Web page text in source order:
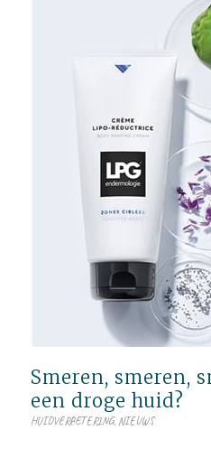
Smeren, smeren,
een droge huid?
HUIDVERBETERING, NIEUWS